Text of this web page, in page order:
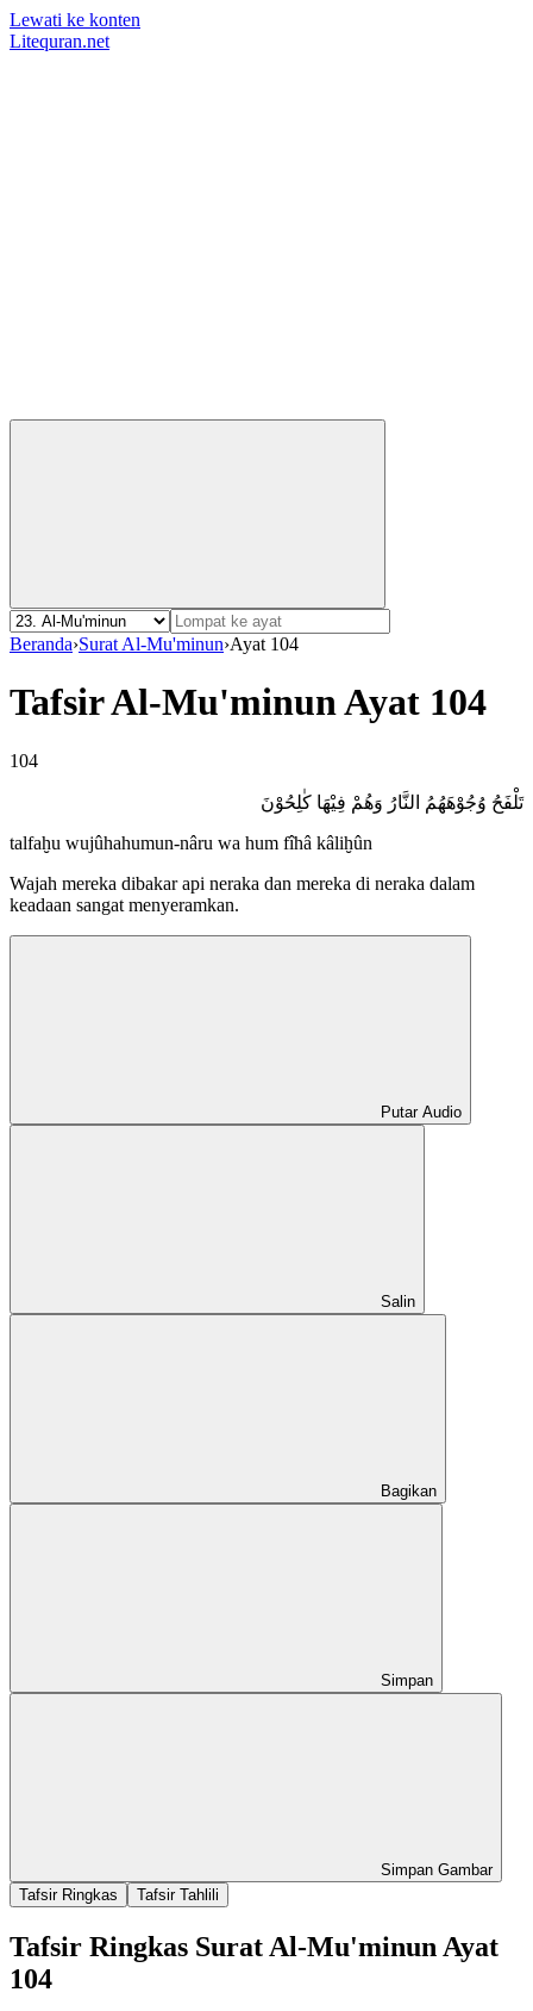
Lewati ke konten
Litequran.net
Beranda›Surat Al-Mu'minun›Ayat 104
Tafsir Al-Mu'minun Ayat 104
104
تَلْفَحُ وُجُوْهَهُمُ النَّارُ وَهُمْ فِيْهَا كٰلِحُوْنَ
talfaḫu wujûhahumun-nâru wa hum fîhâ kâliḫûn
Wajah mereka dibakar api neraka dan mereka di neraka dalam
keadaan sangat menyeramkan.
Putar Audio
Salin
Bagikan
Simpan
Simpan Gambar
Tafsir Ringkas
Tafsir Tahlili
Tafsir Ringkas Surat Al-Mu'minun Ayat
104